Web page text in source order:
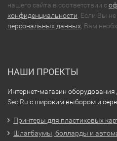
нашего сайта в соответствии с
конфиденциальности . Если Вы
персональных данных , Вам
НАШИ ПРОЕКТЫ
Интернет-магазин оборудования
Sec.Ru с широким выбором и
Принтеры для пластиковых
Шлагбаумы, болларды и